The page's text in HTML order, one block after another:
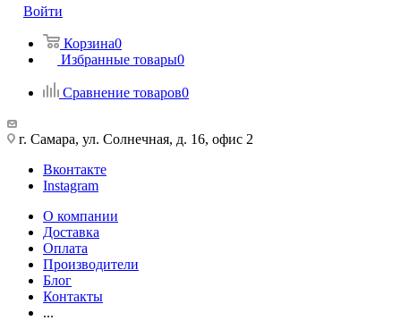
Войти
Корзина0
Избранные товары0
Сравнение товаров0
г. Самара, ул. Солнечная, д. 16, офис 2
Вконтакте
Instagram
О компании
Доставка
Оплата
Производители
Блог
Контакты
...